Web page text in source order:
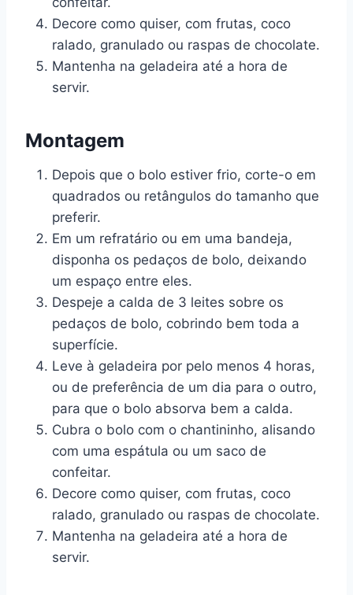
Decore como quiser, com frutas, coco
ralado, granulado ou raspas de chocolate.
Mantenha na geladeira até a hora de
servir.
Montagem
Depois que o bolo estiver frio, corte-o em
quadrados ou retângulos do tamanho que
preferir.
Em um refratário ou em uma bandeja,
disponha os pedaços de bolo, deixando
um espaço entre eles.
Despeje a calda de 3 leites sobre os
pedaços de bolo, cobrindo bem toda a
superfície.
Leve à geladeira por pelo menos 4 horas,
ou de preferência de um dia para o outro,
para que o bolo absorva bem a calda.
Cubra o bolo com o chantininho, alisando
com uma espátula ou um saco de
confeitar.
Decore como quiser, com frutas, coco
ralado, granulado ou raspas de chocolate.
Mantenha na geladeira até a hora de
servir.